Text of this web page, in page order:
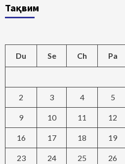
Тақвим
Du Se Ch Pa
2 3 4 5
9 10 11 12
16 17 18 19
23 24 25 26